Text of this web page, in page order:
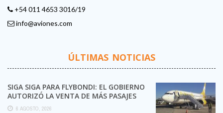
+54 011 4653 3016/19
info@aviones.com
ÚLTIMAS NOTICIAS
SIGA SIGA PARA FLYBONDI: EL GOBIERNO
AUTORIZÓ LA VENTA DE MÁS PASAJES
6 AGOSTO, 2026